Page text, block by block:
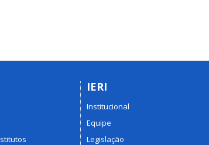
IERI
Institucional
Equipe
Legislação